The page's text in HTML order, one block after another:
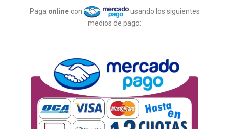
Paga online con
usando los siguientes
medios de pago: